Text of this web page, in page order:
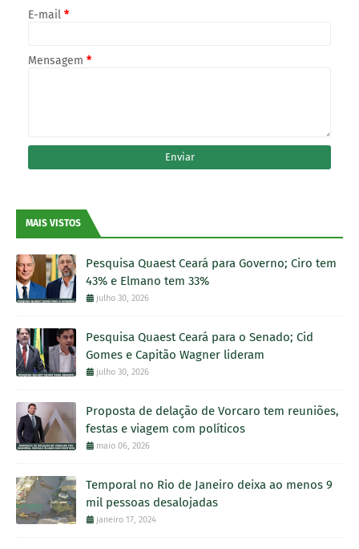
E-mail *
Mensagem *
MAIS VISTOS
Pesquisa Quaest Ceará para Governo; Ciro tem
43% e Elmano tem 33%
julho 30, 2026
Pesquisa Quaest Ceará para o Senado; Cid
Gomes e Capitão Wagner lideram
julho 30, 2026
Proposta de delação de Vorcaro tem reuniões,
festas e viagem com políticos
maio 06, 2026
Temporal no Rio de Janeiro deixa ao menos 9
mil pessoas desalojadas
janeiro 17, 2024